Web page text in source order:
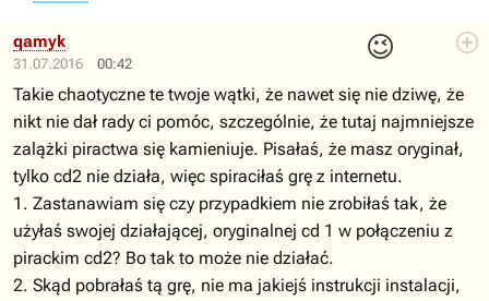
31.07.2016 00:42
😉
qamyk
Takie chaotyczne te twoje wątki, że nawet się nie dziwę, że
nikt nie dał rady ci pomóc, szczególnie, że tutaj najmniejsze
zalążki piractwa się kamieniuje. Pisałaś, że masz oryginał,
tylko cd2 nie działa, więc spiraciłaś grę z internetu.
1. Zastanawiam się czy przypadkiem nie zrobiłaś tak, że
użyłaś swojej działającej, oryginalnej cd 1 w połączeniu z
pirackim cd2? Bo tak to może nie działać.
2. Skąd pobrałaś tą grę, nie ma jakiejś instrukcji instalacji,